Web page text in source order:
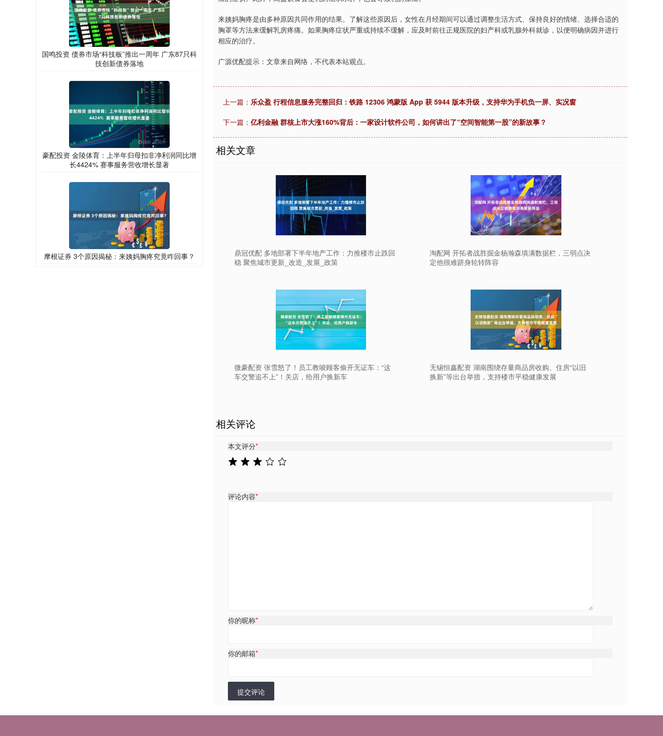
来姨妈胸疼是由多种原因共同作用的结果。了解这些原因后，女性在月经期间可以通过调整生活方式、保持良好的情绪、选择合适的
胸罩等方法来缓解乳房疼痛。如果胸疼症状严重或持续不缓解，应及时前往正规医院的妇产科或乳腺外科就诊，以便明确病因并进行
相应的治疗。
广源优配提示：文章来自网络，不代表本站观点。
上一篇： 乐众盈 行程信息服务完整回归：铁路 12306 鸿蒙版 App 获 5944 版本升级，支持华为手机负一屏、实况窗
下一篇： 亿利金融 群核上市大涨160%背后：一家设计软件公司，如何讲出了“空间智能第一股”的新故事？
相关文章
鼎冠优配 多地部署下半年地产工作：力推楼市止跌回
稳 聚焦城市更新_改造_发展_政策
淘配网 开拓者战胜掘金杨瀚森填满数据栏，三弱点决
定他很难跻身轮转阵容
微豪配资 张雪怒了！员工教唆顾客偷开无证车：“这
车交警追不上”！关店，给用户换新车
无锡恒鑫配资 湖南围绕存量商品房收购、住房“以旧
换新”等出台举措，支持楼市平稳健康发展
相关评论
本文评分*
评论内容*
你的昵称*
你的邮箱*
提交评论
国鸣投资 债券市场“科技板”推出一周年 广东87只科
技创新债券落地
豪配投资 金陵体育：上半年归母扣非净利润同比增
长4424% 赛事服务营收增长显著
摩根证券 3个原因揭秘：来姨妈胸疼究竟咋回事？